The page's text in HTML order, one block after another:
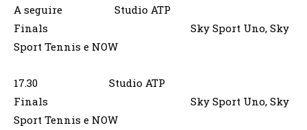
A seguire Studio ATP
Finals Sky Sport Uno, Sky
Sport Tennis e NOW
17.30 Studio ATP
Finals Sky Sport Uno, Sky
Sport Tennis e NOW